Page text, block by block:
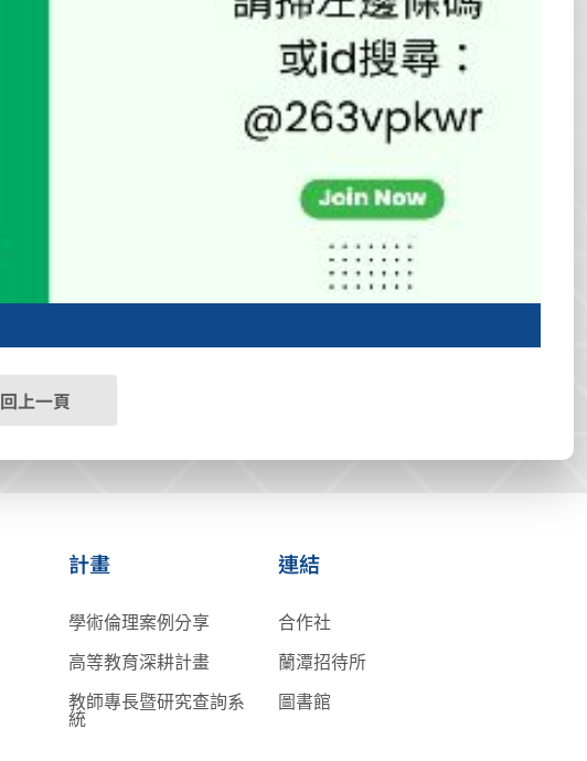
回上一頁
計畫
學術倫理案例分享
高等教育深耕計畫
教師專長暨研究查詢系
統
連結
合作社
蘭潭招待所
圖書館